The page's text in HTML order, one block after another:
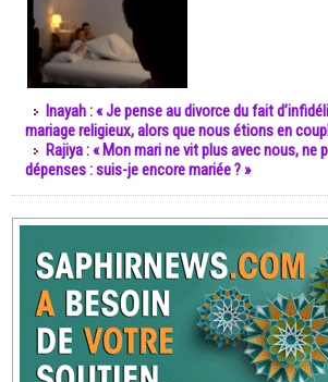
Inayah : « Je pense au divorce du fait
mariage religieux, alors que nous étions en
Rajiya : « Mon mari ne vit plus avec nous, ne
dépenses : suis-je encore mariée ? »